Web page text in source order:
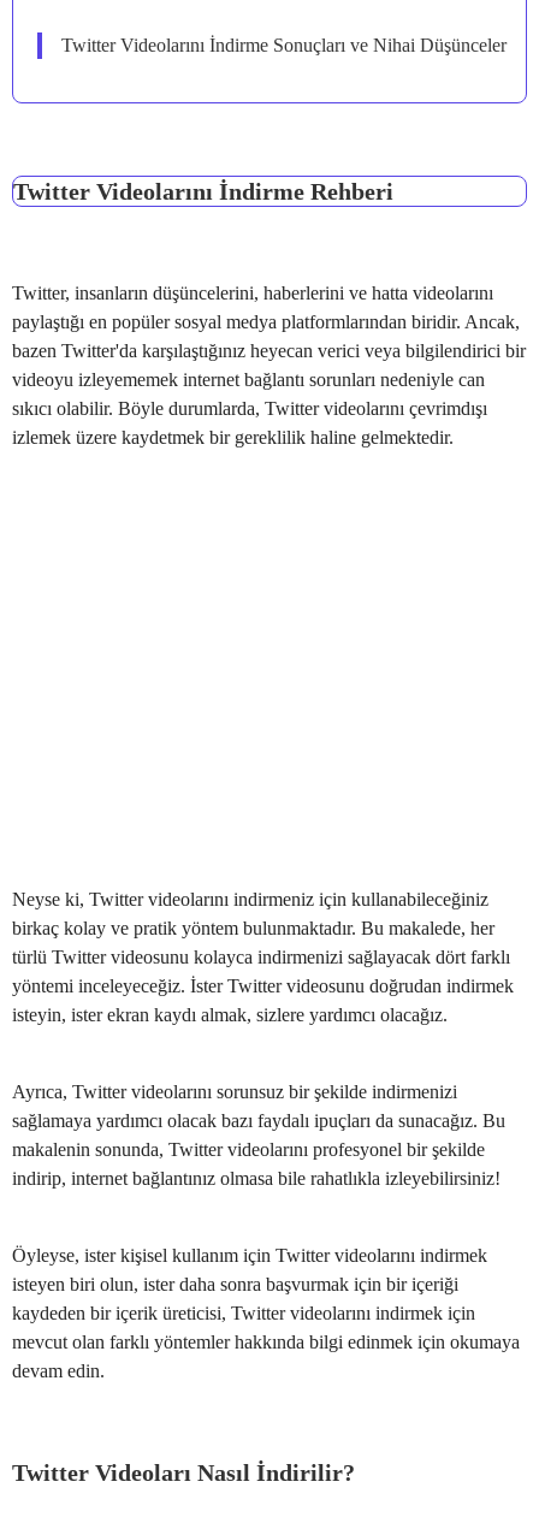
Twitter Videolarını İndirme Sonuçları ve Nihai Düşünceler
Twitter Videolarını İndirme Rehberi
Twitter, insanların düşüncelerini, haberlerini ve hatta videolarını
paylaştığı en popüler sosyal medya platformlarından biridir. Ancak,
bazen Twitter'da karşılaştığınız heyecan verici veya bilgilendirici bir
videoyu izleyememek internet bağlantı sorunları nedeniyle can
sıkıcı olabilir. Böyle durumlarda, Twitter videolarını çevrimdışı
izlemek üzere kaydetmek bir gereklilik haline gelmektedir.
Neyse ki, Twitter videolarını indirmeniz için kullanabileceğiniz
birkaç kolay ve pratik yöntem bulunmaktadır. Bu makalede, her
türlü Twitter videosunu kolayca indirmenizi sağlayacak dört farklı
yöntemi inceleyeceğiz. İster Twitter videosunu doğrudan indirmek
isteyin, ister ekran kaydı almak, sizlere yardımcı olacağız.
Ayrıca, Twitter videolarını sorunsuz bir şekilde indirmenizi
sağlamaya yardımcı olacak bazı faydalı ipuçları da sunacağız. Bu
makalenin sonunda, Twitter videolarını profesyonel bir şekilde
indirip, internet bağlantınız olmasa bile rahatlıkla izleyebilirsiniz!
Öyleyse, ister kişisel kullanım için Twitter videolarını indirmek
isteyen biri olun, ister daha sonra başvurmak için bir içeriği
kaydeden bir içerik üreticisi, Twitter videolarını indirmek için
mevcut olan farklı yöntemler hakkında bilgi edinmek için okumaya
devam edin.
Twitter Videoları Nasıl İndirilir?